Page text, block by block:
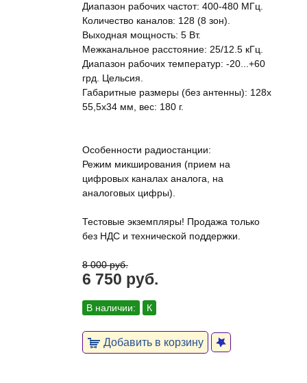
Диапазон рабочих частот: 400-480 МГц.
Количество каналов: 128 (8 зон).
Выходная мощность: 5 Вт.
Межканальное расстояние: 25/12.5 кГц.
Диапазон рабочих температур: -20...+60
грд. Цельсия.
Габаритные размеры (без антенны): 128x
55,5x34 мм, вес: 180 г.
Особенности радиостанции:
Режим микширования (прием на
цифровых каналах аналога, на
аналоговых цифры).
Тестовые экземпляры! Продажа только
без НДС и технической поддержки.
8 000 руб.
6 750 руб.
В наличии: К
Добавить в корзину